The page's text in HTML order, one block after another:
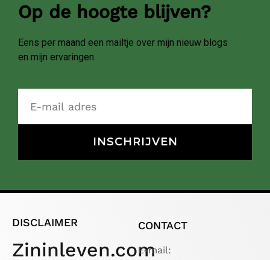
Op de hoogte blijven?
Eens per maand een mailtje over mijn nieuw blogs
en mijn ervaringen.
INSCHRIJVEN
DISCLAIMER
Zininleven.com
CONTACT
E-mail: